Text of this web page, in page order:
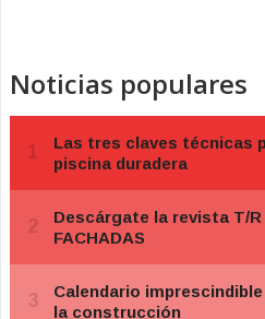
Noticias populares